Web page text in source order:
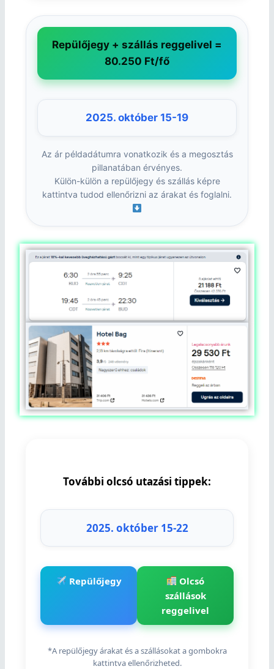
Repülőjegy + szállás reggelivel =
80.250 Ft/fő
2025. október 15-19
Az ár példadátumra vonatkozik és a megosztás
pillanatában érvényes.
Külön-külön a repülőjegy és szállás képre
kattintva tudod ellenőrizni az árakat és foglalni.
További olcsó utazási tippek:
2025. október 15-22
Repülőjegy
Olcsó
szállások
reggelivel
*A repülőjegy árakat és a szállásokat a gombokra
kattintva ellenőrizheted.